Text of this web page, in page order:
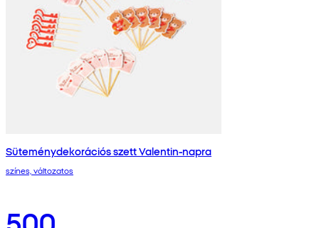
Süteménydekorációs szett Valentin-napra
színes, változatos